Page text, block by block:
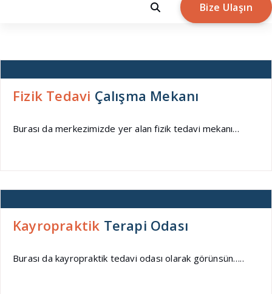
Bize Ulaşın
Fizik Tedavi Çalışma Mekanı
Burası da merkezimizde yer alan fizik tedavi mekanı…
Kayropraktik Terapi Odası
Burası da kayropraktik tedavi odası olarak görünsün…..